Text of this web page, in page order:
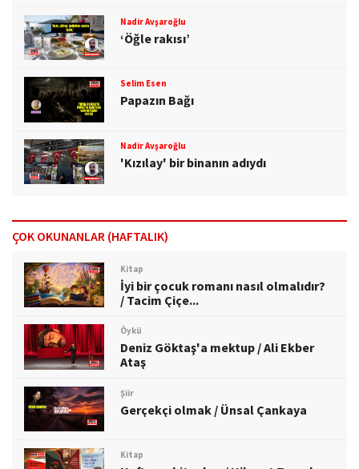
Nadir Avşaroğlu
‘Öğle rakısı’
Selim Esen
Papazın Bağı
Nadir Avşaroğlu
'Kızılay' bir binanın adıydı
ÇOK OKUNANLAR (HAFTALIK)
Kitap
İyi bir çocuk romanı nasıl olmalıdır?
/ Tacim Çiçe...
Öykü
Deniz Göktaş'a mektup / Ali Ekber
Ataş
Şiir
Gerçekçi olmak / Ünsal Çankaya
Kitap